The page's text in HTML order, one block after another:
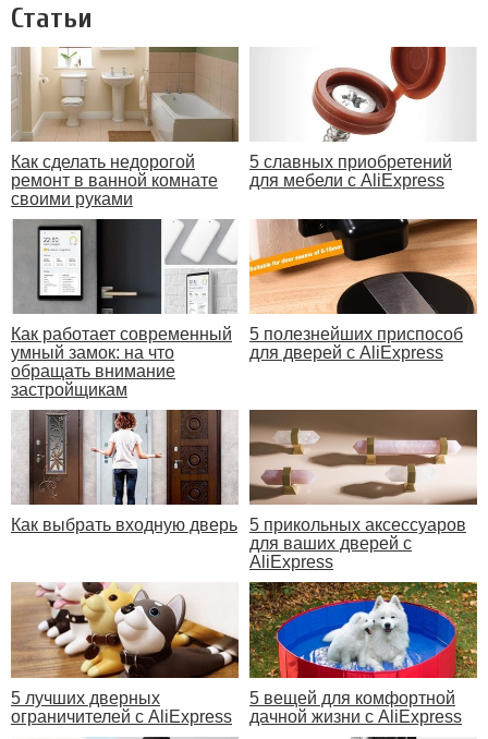
Статьи
Как сделать недорогой
ремонт в ванной комнате
своими руками
5 славных приобретений
для мебели с AliExpress
Как работает современный
умный замок: на что
обращать внимание
застройщикам
5 полезнейших приспособ
для дверей с AliExpress
Как выбрать входную дверь
5 прикольных аксессуаров
для ваших дверей с
AliExpress
5 лучших дверных
ограничителей с AliExpress
5 вещей для комфортной
дачной жизни с AliExpress